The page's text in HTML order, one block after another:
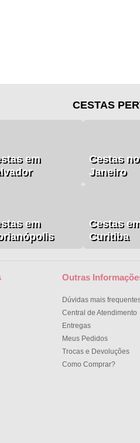
CESTAS
em
Cestas
Janeiro
em
Cestas
Curitiba
Outras
Dúvidas mais
Central de Atendimento
Entregas
Meus Pedidos
Trocas e Devoluções
Como Comprar?